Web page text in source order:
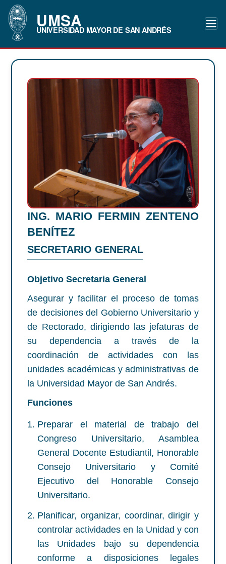
UMSA
UNIVERSIDAD MAYOR DE SAN ANDRÉS
ING. MARIO FERMIN ZENTENO
BENÍTEZ
SECRETARIO GENERAL
Objetivo Secretaria General
Asegurar y facilitar el proceso de tomas
de decisiones del Gobierno Universitario y
de Rectorado, dirigiendo las jefaturas de
su dependencia a través de la
coordinación de actividades con las
unidades académicas y administrativas de
la Universidad Mayor de San Andrés.
Funciones
Preparar el material de trabajo del
Congreso Universitario, Asamblea
General Docente Estudiantil, Honorable
Consejo Universitario y Comité
Ejecutivo del Honorable Consejo
Universitario.
Planificar, organizar, coordinar, dirigir y
controlar actividades en la Unidad y con
las Unidades bajo su dependencia
conforme a disposiciones legales